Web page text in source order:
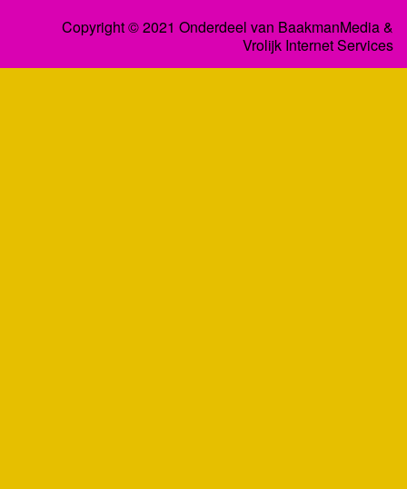
Copyright © 2021 Onderdeel van BaakmanMedia&
Vrolijk Internet Services